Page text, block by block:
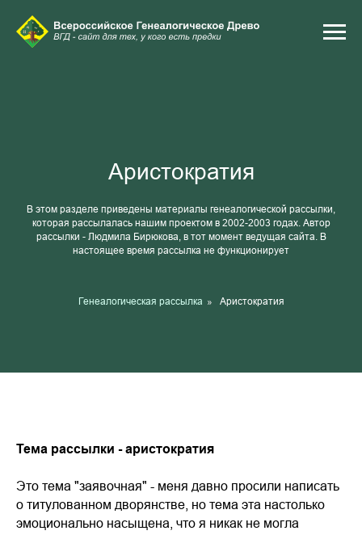
Аристократия
В этом разделе приведены материалы генеалогической рассылки,
которая рассылалась нашим проектом в 2002-2003 годах. Автор
рассылки - Людмила Бирюкова, в тот момент ведущая сайта. В
настоящее время рассылка не функционирует
Генеалогическая рассылка » Аристократия
Тема рассылки - аристократия
Это тема "заявочная" - меня давно просили написать
о титулованном дворянстве, но тема эта настолько
эмоционально насыщена, что я никак не могла